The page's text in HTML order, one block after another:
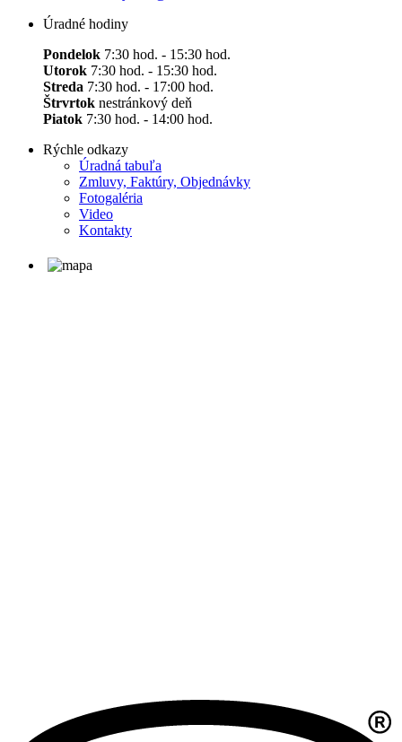
Úradné hodiny
Pondelok 7:30 hod. - 15:30 hod.
Utorok 7:30 hod. - 15:30 hod.
Streda 7:30 hod. - 17:00 hod.
Štrvrtok nestránkový deň
Piatok 7:30 hod. - 14:00 hod.
Rýchle odkazy
Úradná tabuľa
Zmluvy, Faktúry, Objednávky
Fotogaléria
Video
Kontakty